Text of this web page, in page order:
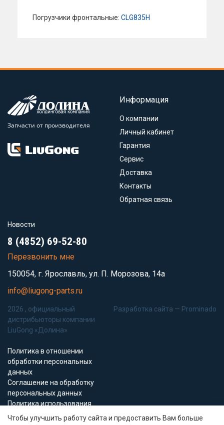
Погрузчики фронтальные: CLG835H
Запчасти от производителя
Информация
О компании
Личный кабинет
Гарантия
Сервис
Доставка
Контакты
Обратная связь
Новости
8 (4852) 69-52-80
Перезвонить мне
150054, г. Ярославль, ул. П. Морозова, 14а
info@liugong-parts.ru
2026 , официальный
дистрибьюторы компании
LiuGong «Долина»
Политика в отношении
обработки персональных
данных
Соглашение на обработку
персональных данных
Политика использования
Cookie-файлов
Разработка сайта — Prominado
Чтобы улучшить работу сайта и предоставить Вам больше